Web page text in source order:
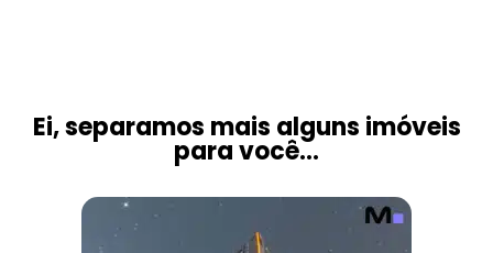
Ei, separamos mais alguns imóveis
para você...